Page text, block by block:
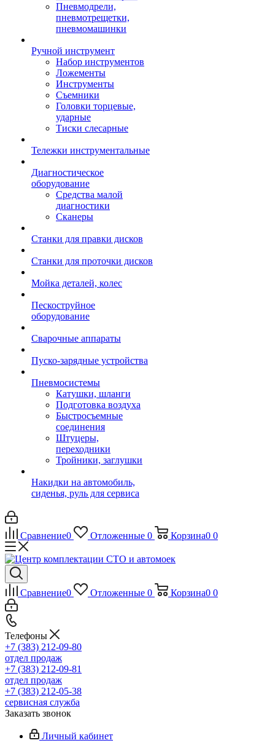
Пневмодрели,
пневмотрещетки,
пневмомашинки
Ручной инструмент
Набор инструментов
Ложементы
Инструменты
Съемники
Головки торцевые,
ударные
Тиски слесарные
Тележки инструментальные
Диагностическое
оборудование
Средства малой
диагностики
Сканеры
Станки для правки дисков
Станки для проточки дисков
Мойка деталей, колес
Пескоструйное
оборудование
Сварочные аппараты
Пуско-зарядные устройства
Пневмосистемы
Катушки, шланги
Подготовка воздуха
Быстросъемные
соединения
Штуцеры,
переходники
Тройники, заглушки
Накидки на автомобиль,
сиденья, руль для сервиса
Сравнение0 Отложенные 0 Корзина0 0
Сравнение0 Отложенные 0 Корзина0 0
Телефоны
+7 (383) 212-09-80
отдел продаж
+7 (383) 212-09-81
отдел продаж
+7 (383) 212-05-38
сервисная служба
Заказать звонок
Личный кабинет